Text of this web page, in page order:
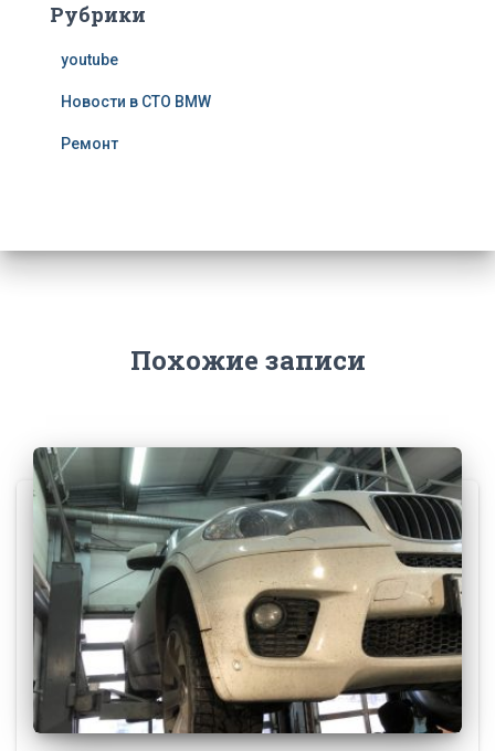
Рубрики
youtube
Новости в СТО BMW
Ремонт
Похожие записи